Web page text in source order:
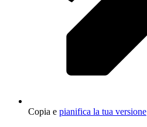
Copia e pianifica la tua versione